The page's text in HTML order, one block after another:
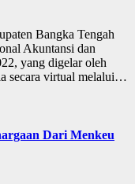
Bangka Tengah
Akuntansi dan
yang digelar oleh
secara virtual melalui…
Dari Menkeu